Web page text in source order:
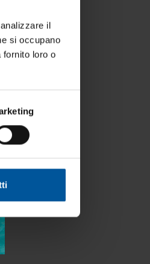
il
si occupano
fornito loro o